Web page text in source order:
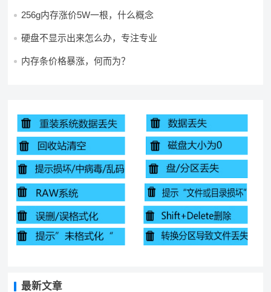
256g内存涨价5W一根，什么概念
硬盘不显示出来怎么办，专注专业
内存条价格暴涨，何而为？
最新文章